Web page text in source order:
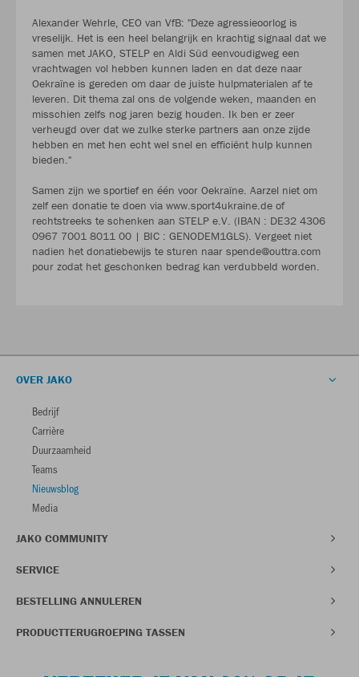
Alexander Wehrle, CEO van VfB: "Deze agressieoorlog is
vreselijk. Het is een heel belangrijk en krachtig signaal dat we
samen met JAKO, STELP en Aldi Süd eenvoudigweg een
vrachtwagen vol hebben kunnen laden en dat deze naar
Oekraïne is gereden om daar de juiste hulpmaterialen af te
leveren. Dit thema zal ons de volgende weken, maanden en
misschien zelfs nog jaren bezig houden. Ik ben er zeer
verheugd over dat we zulke sterke partners aan onze zijde
hebben en met hen echt wel snel en efficiënt hulp kunnen
bieden."
Samen zijn we sportief en één voor Oekraïne. Aarzel niet om
zelf een donatie te doen via www.sport4ukraine.de of
rechtstreeks te schenken aan STELP e.V. (IBAN : DE32 4306
0967 7001 8011 00 | BIC : GENODEM1GLS). Vergeet niet
nadien het donatiebewijs te sturen naar spende@outtra.com
pour zodat het geschonken bedrag kan verdubbeld worden.
OVER JAKO
Bedrijf
Carrière
Duurzaamheid
Teams
Nieuwsblog
Media
JAKO COMMUNITY
SERVICE
BESTELLING ANNULEREN
PRODUCTTERUGROEPING TASSEN